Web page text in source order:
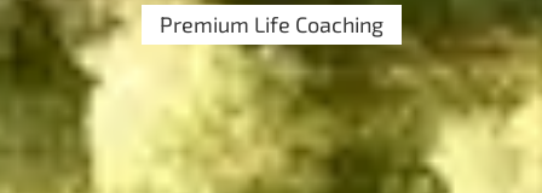
Premium Life Coaching